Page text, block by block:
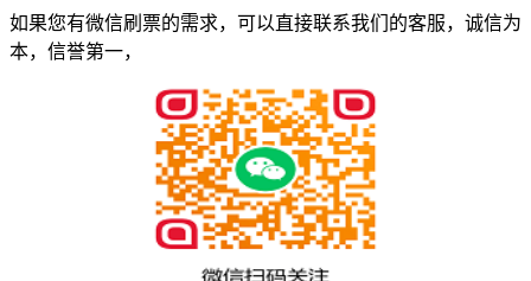
如果您有微信刷票的需求，可以直接联系我们的客服，诚信为
本，信誉第一，